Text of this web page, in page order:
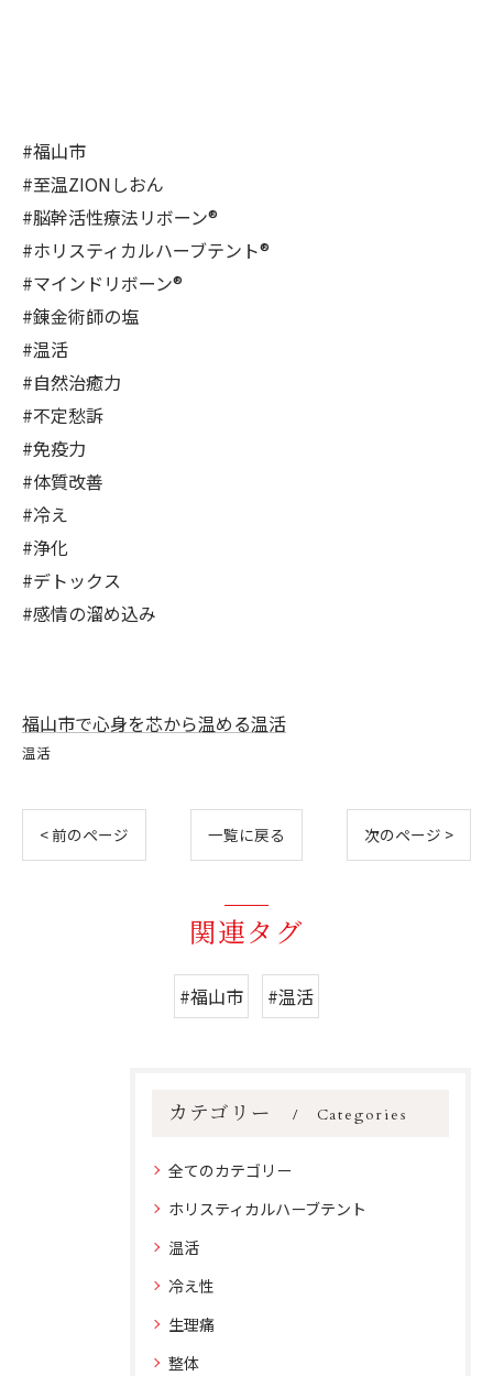
#福山市
#至温ZIONしおん
#脳幹活性療法リボーン®︎
#ホリスティカルハーブテント®︎
#マインドリボーン®︎
#錬金術師の塩
#温活
#自然治癒力
#不定愁訴
#免疫力
#体質改善
#冷え
#浄化
#デトックス
#感情の溜め込み
福山市で心身を芯から温める温活
温活
< 前のページ 一覧に戻る 次のページ >
関連タグ
#福山市 #温活
カテゴリー Categories
全てのカテゴリー
ホリスティカルハーブテント
温活
冷え性
生理痛
整体